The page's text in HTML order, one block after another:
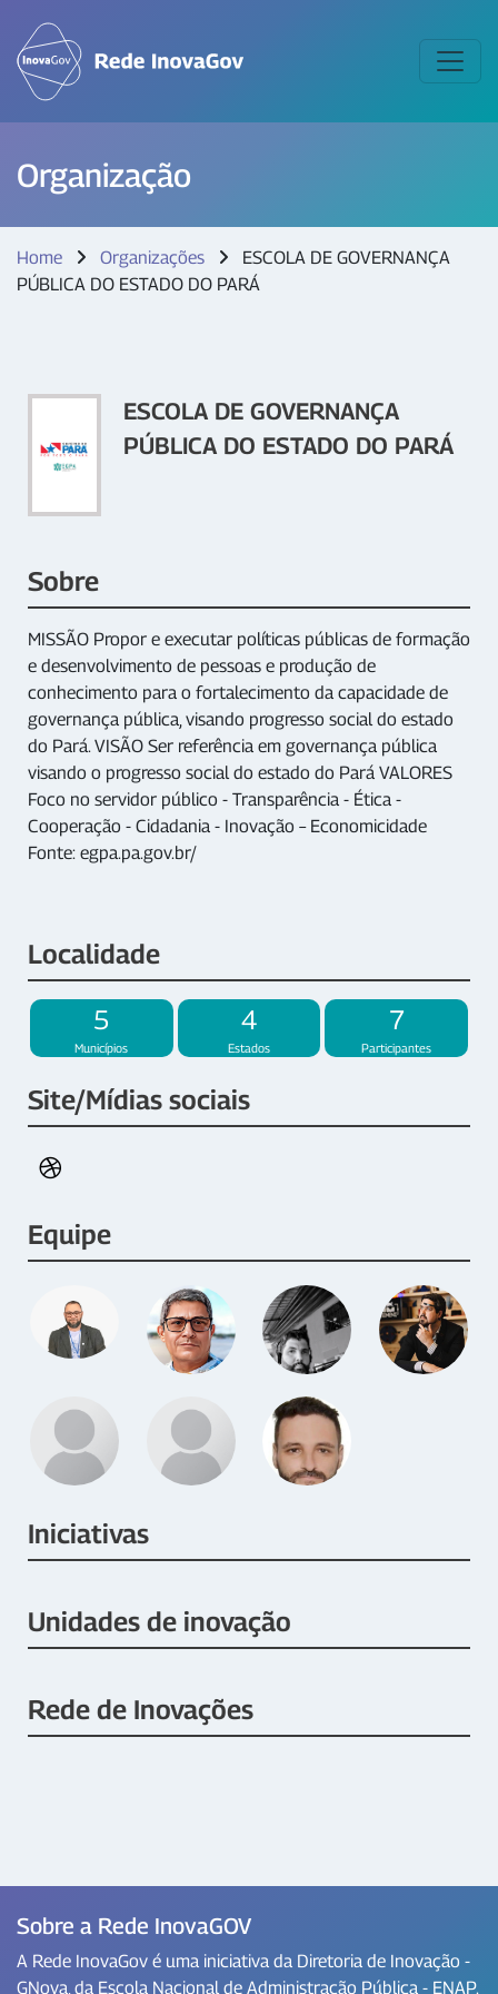
Organização
Home Organizações
ESCOLA DE GOVERNANÇA
PÚBLICA DO ESTADO DO PARÁ
ESCOLA DE GOVERNANÇA
PÚBLICA DO ESTADO DO PARÁ
Sobre
MISSÃO Propor e executar políticas públicas de formação
e desenvolvimento de pessoas e produção de
conhecimento para o fortalecimento da capacidade de
governança pública, visando progresso social do estado
do Pará. VISÃO Ser referência em governança pública
visando o progresso social do estado do Pará VALORES
Foco no servidor público - Transparência - Ética -
Cooperação - Cidadania - Inovação – Economicidade
Fonte: egpa.pa.gov.br/
Localidade
5
Municípios
4
Estados
7
Participantes
Site/Mídias sociais
Equipe
Iniciativas
Unidades de inovação
Rede de Inovações
Sobre a Rede InovaGOV
A Rede InovaGov é uma iniciativa da Diretoria de Inovação -
GNova, da Escola Nacional de Administração Pública - ENAP.